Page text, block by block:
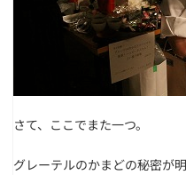
さて、ここでまた一つ。
グレーテルのかまどの秘密が明